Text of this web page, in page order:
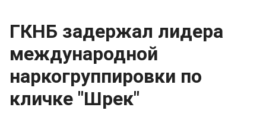
ГКНБ задержал лидера
международной
наркогруппировки по
кличке "Шрек"